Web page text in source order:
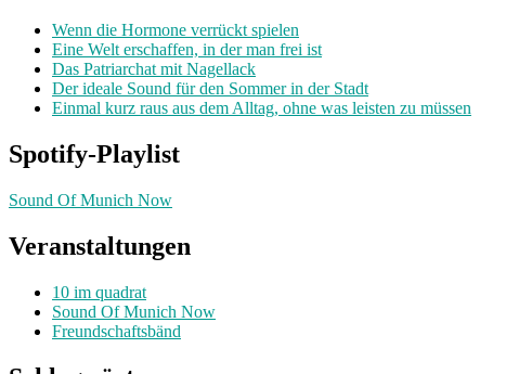
Wenn die Hormone verrückt spielen
Eine Welt erschaffen, in der man frei ist
Das Patriarchat mit Nagellack
Der ideale Sound für den Sommer in der Stadt
Einmal kurz raus aus dem Alltag, ohne was leisten zu müssen
Spotify-Playlist
Sound Of Munich Now
Veranstaltungen
10 im quadrat
Sound Of Munich Now
Freundschaftsbänd